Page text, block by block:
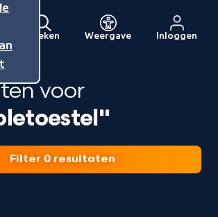
Zoeken Weergave Inloggen
voor
Filter 0 resultaten